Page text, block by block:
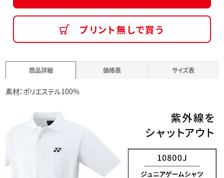
プリント無しで買う
商品詳細 価格表 サイズ表
素材：ポリエステル100%